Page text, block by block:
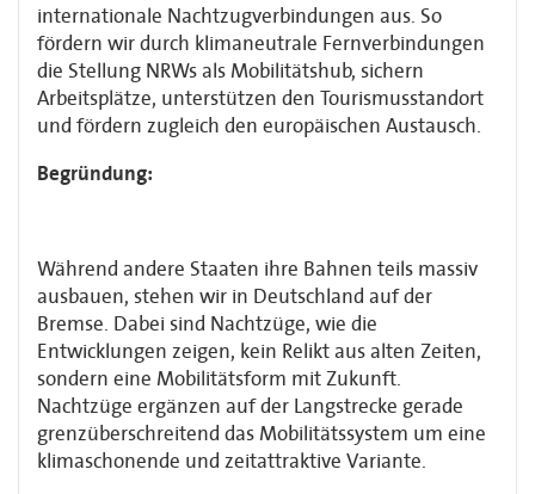
internationale Nachtzugverbindungen aus. So
fördern wir durch klimaneutrale Fernverbindungen
die Stellung NRWs als Mobilitätshub, sichern
Arbeitsplätze, unterstützen den Tourismusstandort
und fördern zugleich den europäischen Austausch.
Begründung:
Während andere Staaten ihre Bahnen teils massiv
ausbauen, stehen wir in Deutschland auf der
Bremse. Dabei sind Nachtzüge, wie die
Entwicklungen zeigen, kein Relikt aus alten Zeiten,
sondern eine Mobilitätsform mit Zukunft.
Nachtzüge ergänzen auf der Langstrecke gerade
grenzüberschreitend das Mobilitätssystem um eine
klimaschonende und zeitattraktive Variante.